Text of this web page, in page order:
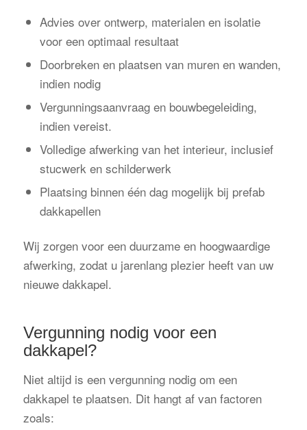
Advies over ontwerp, materialen en isolatie
voor een optimaal resultaat
Doorbreken en plaatsen van muren en wanden,
indien nodig
Vergunningsaanvraag en bouwbegeleiding,
indien vereist.
Volledige afwerking van het interieur, inclusief
stucwerk en schilderwerk
Plaatsing binnen één dag mogelijk bij prefab
dakkapellen
Wij zorgen voor een duurzame en hoogwaardige
afwerking, zodat u jarenlang plezier heeft van uw
nieuwe dakkapel.
Vergunning nodig voor een
dakkapel?
Niet altijd is een vergunning nodig om een
dakkapel te plaatsen. Dit hangt af van factoren
zoals: